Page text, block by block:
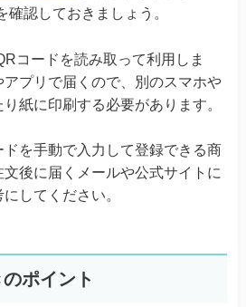
認しておきましょう。
コードを読み取って利用しま
プリで届くので、別のスマホや
紙に印刷する必要があります。
を手動で入力して登録できる商
後に届くメールや公式サイトに
してください。
ポイント